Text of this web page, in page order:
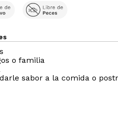
o familia
sabor a la comida o